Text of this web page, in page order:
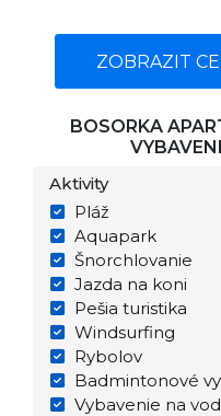
ZOBRAZIT
BOSORKA
Aktivity
Pláž
Aquapark
Šnorchlovanie
Jazda na koni
Pešia turistika
Windsurfing
Rybolov
Badmintonové
Vybavenie na